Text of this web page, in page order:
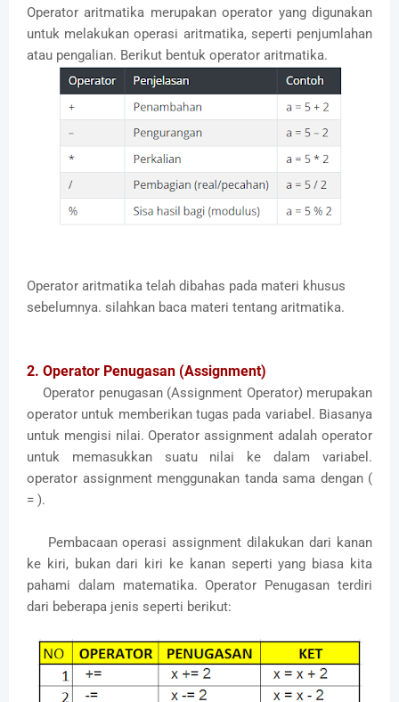
Operator aritmatika merupakan operator yang digunakan
untuk melakukan operasi aritmatika, seperti penjumlahan
atau pengalian. Berikut bentuk operator aritmatika.
Operator aritmatika telah dibahas pada materi khusus
sebelumnya. silahkan baca materi tentang aritmatika.
2. Operator Penugasan (Assignment)
Operator penugasan (Assignment Operator) merupakan
operator untuk memberikan tugas pada variabel. Biasanya
untuk mengisi nilai. Operator assignment adalah operator
untuk memasukkan suatu nilai ke dalam variabel.
operator assignment menggunakan tanda sama dengan (
= ).
Pembacaan operasi assignment dilakukan dari kanan
ke kiri, bukan dari kiri ke kanan seperti yang biasa kita
pahami dalam matematika. Operator Penugasan terdiri
dari beberapa jenis seperti berikut: